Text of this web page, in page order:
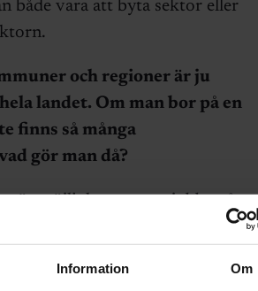
Information Om
både vara att byta sektor eller
och regioner är ju
landet. Om man bor på en
finns så många
gör man då?
hitta en lösning har blivit